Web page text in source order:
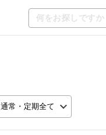
通常・定期全て